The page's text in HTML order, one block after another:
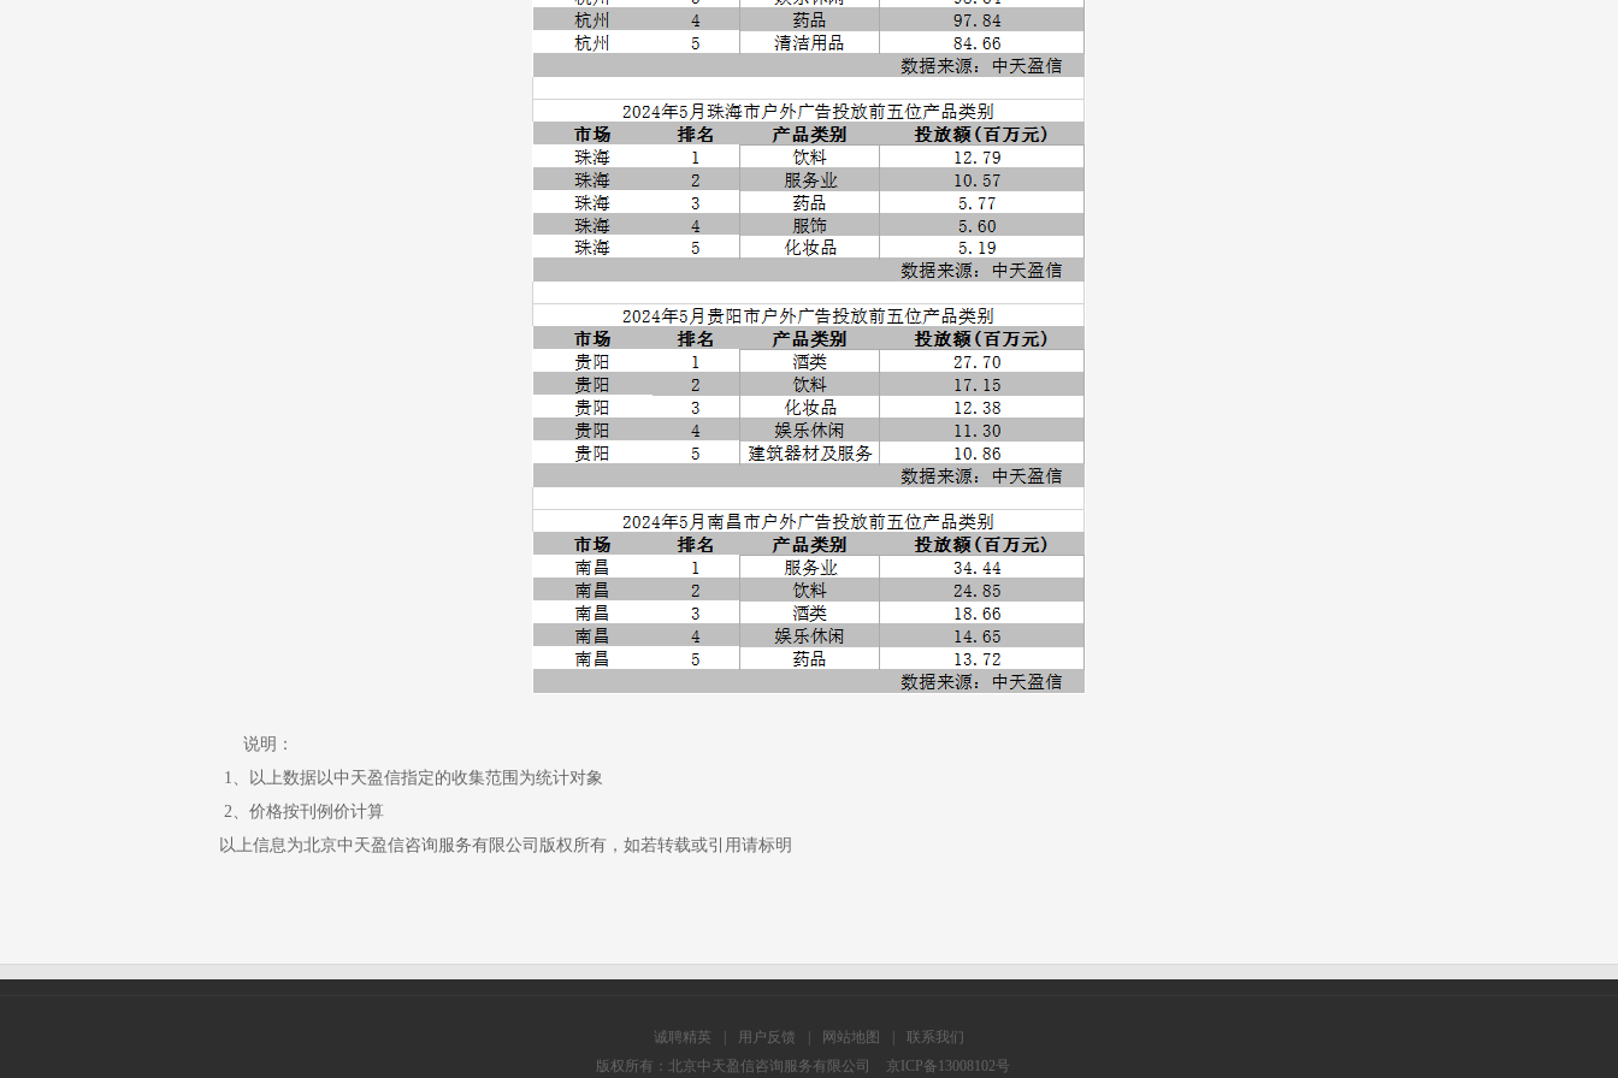
说明：
1、以上数据以中天盈信指定的收集范围为统计对象
2、价格按刊例价计算
以上信息为北京中天盈信咨询服务有限公司版权所有，如若转载或引用请标明
诚聘精英 用户反馈 网站地图
联系我们
版权所有：北京中天盈信咨询服务有限公司
京ICP备13008102号